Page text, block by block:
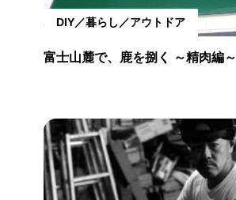
DIY／暮らし／アウトドア
富士山麓で、鹿を捌く ～精肉編～